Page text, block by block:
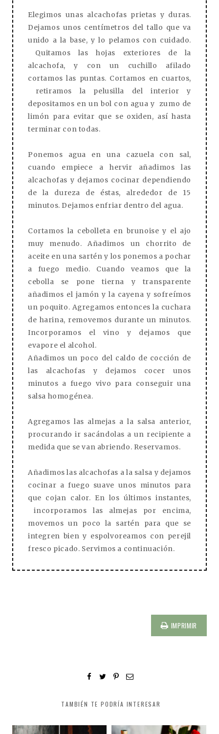
Elegimos unas alcachofas prietas y duras.
Dejamos unos centímetros del tallo que va
unido a la base, y lo pelamos con cuidado.
Quitamos las hojas exteriores de la
alcachofa, y con un cuchillo afilado
cortamos las puntas. Cortamos en cuartos,
retiramos la pelusilla del interior y
depositamos en un bol con agua y zumo de
limón para evitar que se oxiden, así hasta
terminar con todas.
Ponemos agua en una cazuela con sal,
cuando empiece a hervir añadimos las
alcachofas y dejamos cocinar dependiendo
de la dureza de éstas, alrededor de 15
minutos. Dejamos enfriar dentro del agua.
Cortamos la cebolleta en brunoise y el ajo
muy menudo. Añadimos un chorrito de
aceite en una sartén y los ponemos a pochar
a fuego medio. Cuando veamos que la
cebolla se pone tierna y transparente
añadimos el jamón y la cayena y sofreímos
un poquito. Agregamos entonces la cuchara
de harina, removemos durante un minutos.
Incorporamos el vino y dejamos que
evapore el alcohol.
Añadimos un poco del caldo de cocción de
las alcachofas y dejamos cocer unos
minutos a fuego vivo para conseguir una
salsa homogénea.
Agregamos las almejas a la salsa anterior,
procurando ir sacándolas a un recipiente a
medida que se van abriendo. Reservamos.
Añadimos las alcachofas a la salsa y dejamos
cocinar a fuego suave unos minutos para
que cojan calor. En los últimos instantes,
incorporamos las almejas por encima,
movemos un poco la sartén para que se
integren bien y espolvoreamos con perejil
fresco picado. Servimos a continuación.
IMPRIMIR
TAMBIÉN TE PODRÍA INTERESAR